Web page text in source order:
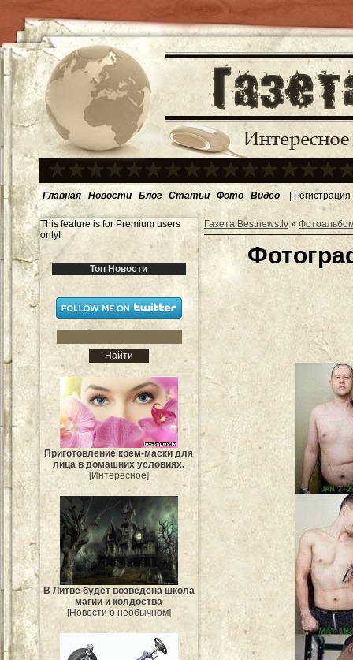
Главная Новости Блог Статьи Фото Видео | Регистрация
This feature is for Premium users
only!
Топ Новости
Приготовление крем-маски для
лица в домашних условиях.
[Интересное]
В Литве будет возведена школа
магии и колдоства
[Новости о необычном]
Газета Bestnews.lv»